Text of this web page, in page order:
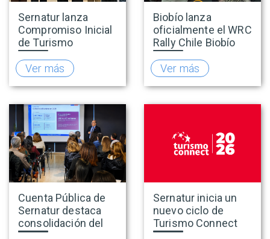
Sernatur lanza
Compromiso Inicial
de Turismo
Accesible para
promover una
oferta turística más
inclusiva
Ver más
Biobío lanza
oficialmente el WRC
Rally Chile Biobío
2026 con 141
empresas
adheridas al Sello
Rally
Ver más
Cuenta Pública de
Sernatur destaca
consolidación del
turismo en 2025 y
Sernatur inicia un
nuevo ciclo de
Turismo Connect
para fortalecer la